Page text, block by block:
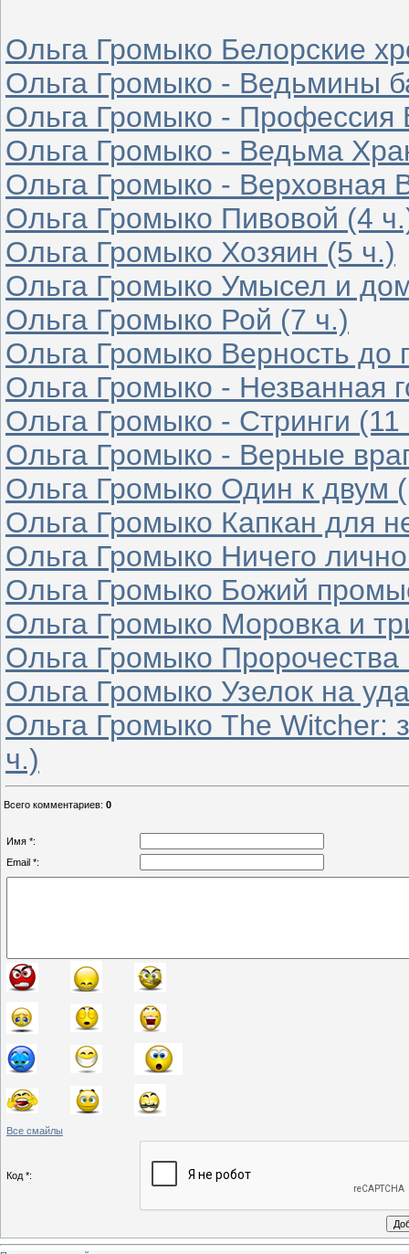
Ольга Громыко Белорские
Ольга Громыко - Ведьмины
Ольга Громыко - Профессия
Ольга Громыко - Ведьма
Ольга Громыко - Верховная
Ольга Громыко Пивовой (4
Ольга Громыко Хозяин (5 ч.)
Ольга Громыко Умысел и
Ольга Громыко Рой (7 ч.)
Ольга Громыко Верность до
Ольга Громыко - Незванная
Ольга Громыко - Стринги (11
Ольга Громыко - Верные
Ольга Громыко Один к двум
Ольга Громыко Капкан для
Ольга Громыко Ничего
Ольга Громыко Божий
Ольга Громыко Моровка и
Ольга Громыко
Ольга Громыко Узелок на
Ольга Громыко The Witcher:
ч.)
Всего комментариев: 0
Имя *:
Email *:
Все смайлы
Код *: